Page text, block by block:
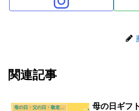
関連記事
母の日ギフ